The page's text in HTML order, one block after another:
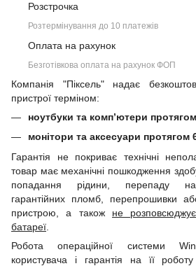
Розстрочка
Розтермінування до 10 платежів
Оплата на рахунок
Безготівкова оплата на рахунок ФОП
Компанія "Піксель" надає
пристрої терміном:
ноутбуки та комп’ютери
монітори та аксесуари протягом
Гарантія не покриває технічні
товар має механічні пошкодження
попадання рідини, перепаду
гарантійних пломб, перепрошивки
пристрою, а також не
батареї
Робота операційної системи
користувача і гарантія на її